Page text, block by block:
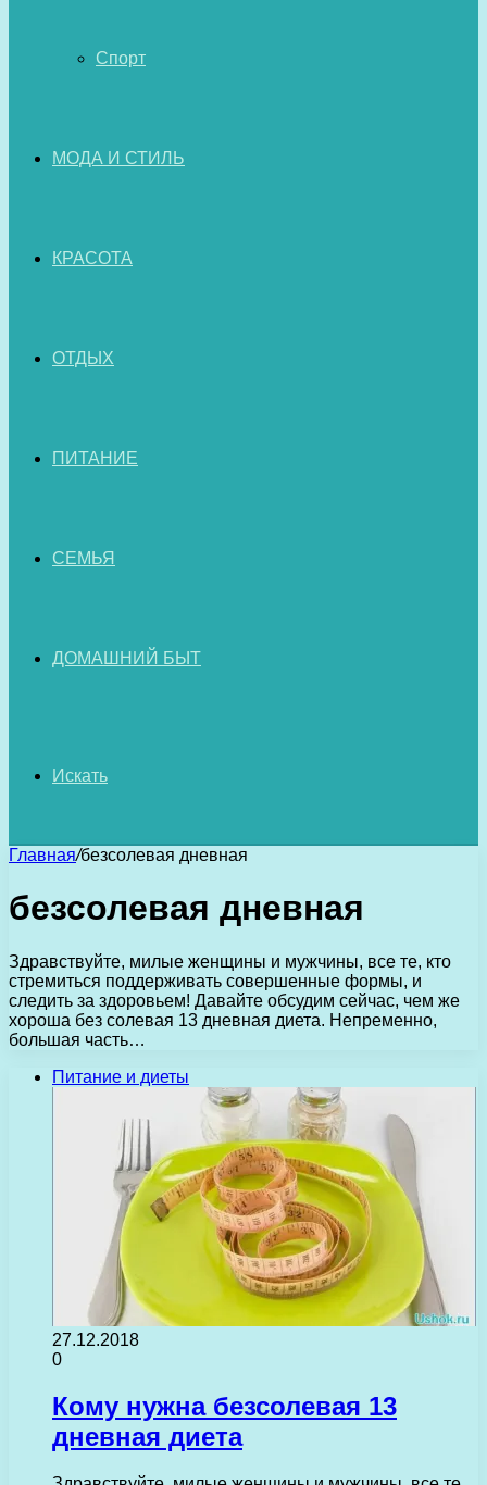
Спорт
МОДА И СТИЛЬ
КРАСОТА
ОТДЫХ
ПИТАНИЕ
СЕМЬЯ
ДОМАШНИЙ БЫТ
Искать
Главная/безсолевая дневная
безсолевая дневная
Здравствуйте, милые женщины и мужчины, все те, кто
стремиться поддерживать совершенные формы, и
следить за здоровьем! Давайте обсудим сейчас, чем же
хороша без солевая 13 дневная диета. Непременно,
большая часть…
Питание и диеты
27.12.2018
0
Кому нужна безсолевая 13
дневная диета